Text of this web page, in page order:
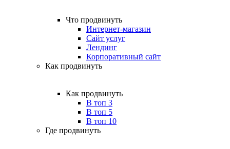
Что продвинуть
Интернет-магазин
Сайт услуг
Лендинг
Корпоративный сайт
Как продвинуть
Как продвинуть
В топ 3
В топ 5
В топ 10
Где продвинуть